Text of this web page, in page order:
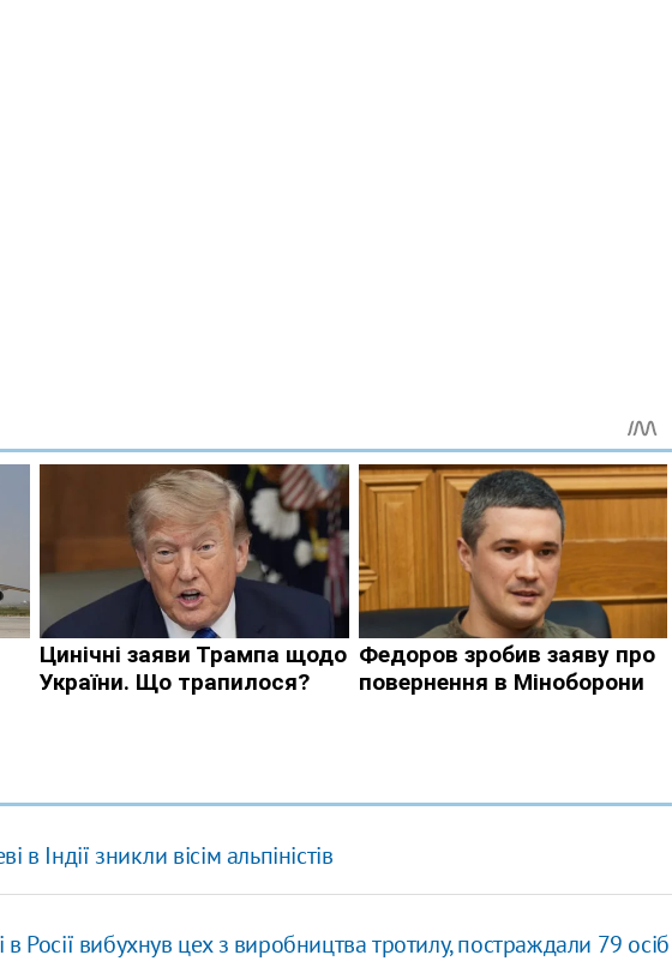
Індії зникли вісім альпіністів
в Росії вибухнув цех з виробництва тротилу, постраждали 79 осіб